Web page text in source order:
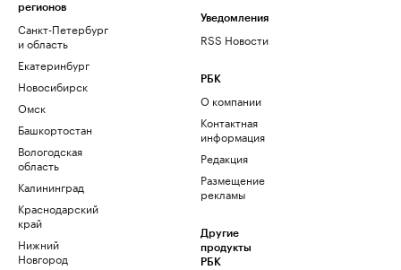
регионов
Санкт-Петербург
и область
Екатеринбург
Новосибирск
Омск
Башкортостан
Вологодская
область
Калининград
Краснодарский
край
Нижний
Новгород
Уведомления
RSS Новости
РБК
О компании
Контактная
информация
Редакция
Размещение
рекламы
Другие
продукты
РБК